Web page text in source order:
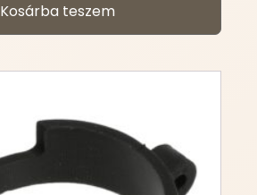
Kosárba teszem